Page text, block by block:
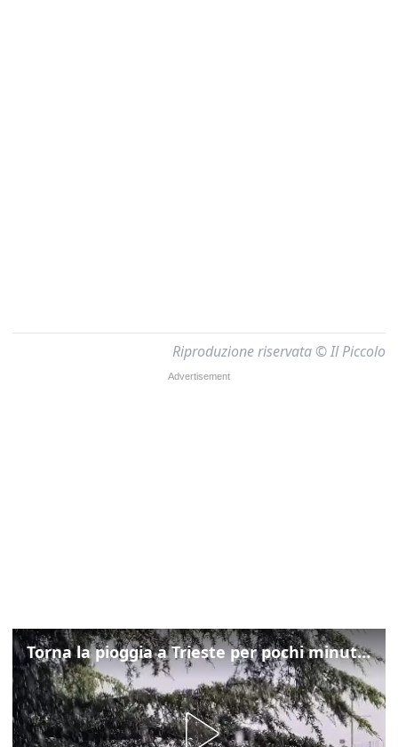
Riproduzione riservata © Il Piccolo
Torna la pioggia a Trieste per pochi minuti: ma il caldo non molla